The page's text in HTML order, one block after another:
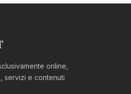
online,
servizi e contenuti